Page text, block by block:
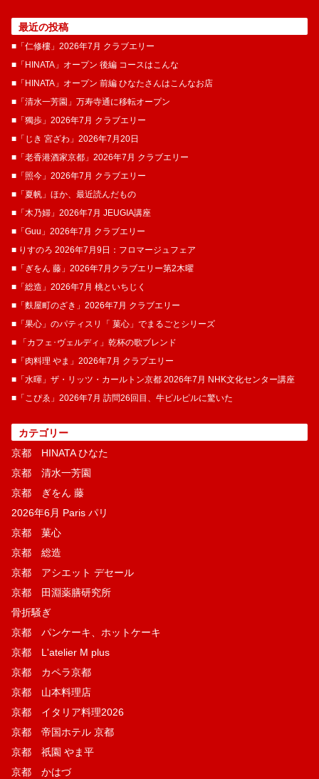
最近の投稿
■「仁修樓」2026年7月 クラブエリー
■「HINATA」オープン 後編 コースはこんな
■「HINATA」オープン 前編 ひなたさんはこんなお店
■「清水一芳園」万寿寺通に移転オープン
■「獨歩」2026年7月 クラブエリー
■「じき 宮ざわ」2026年7月20日
■「老香港酒家京都」2026年7月 クラブエリー
■「照今」2026年7月 クラブエリー
■「夏帆」ほか、最近読んだもの
■「木乃婦」2026年7月 JEUGIA講座
■「Guu」2026年7月 クラブエリー
■ りすのろ 2026年7月9日：フロマージュフェア
■「ぎをん 藤」2026年7月クラブエリー第2木曜
■「総造」2026年7月 桃といちじく
■「麩屋町のざき」2026年7月 クラブエリー
■「果心」のパティスリ「 菓​心」でまるごとシリーズ
■ 「カフェ･ヴェルディ」乾杯の歌ブレンド
■「肉料理 やま」2026年7月 クラブエリー
■「水暉」ザ・リッツ・カールトン京都 2026年7月 NHK文化センター講座
■「こぴゑ」2026年7月 訪問26回目、牛ピルピルに驚いた
カテゴリー
京都 HINATA ひなた
京都 清水一芳園
京都 ぎをん 藤
2026年6月 Paris パリ
京都 菓​心
京都 総造
京都 アシエット デセール
京都 田淵薬膳研究所
骨折騒ぎ
京都 パンケーキ、ホットケーキ
京都 L'atelier M plus
京都 カペラ京都
京都 山本料理店
京都 イタリア料理2026
京都 帝国ホテル 京都
京都 祇園 やま平
京都 かはづ